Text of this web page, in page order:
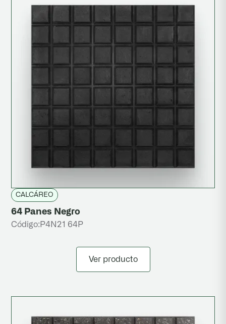
CALCÁREO
64 Panes Negro
Código: P4N21 64P
Ver producto